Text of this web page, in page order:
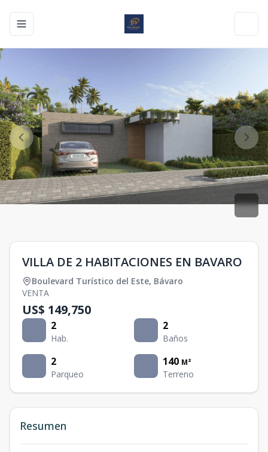
Toggle navigation menu
VILLA DE 2 HABITACIONES EN BAVARO
Boulevard Turístico del Este, Bávaro
VENTA
US$ 149,750
2
Hab.
2
Baños
2
Parqueo
140 M²
Terreno
Resumen